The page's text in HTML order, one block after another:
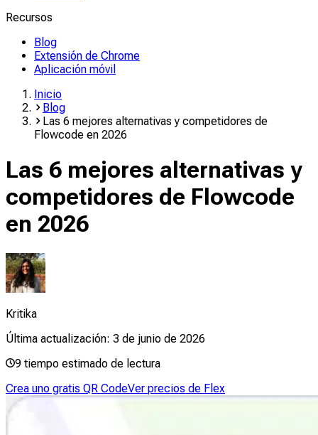
Recursos
Blog
Extensión de Chrome
Aplicación móvil
Inicio
Blog
Las 6 mejores alternativas y competidores de
Flowcode en 2026
Las 6 mejores alternativas y
competidores de Flowcode
en 2026
Kritika
Última actualización: 3 de junio de 2026
9 tiempo estimado de lectura
Crea uno gratis QR CodeVer precios de Flex